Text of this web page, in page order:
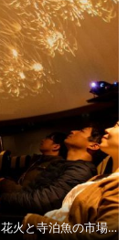
長岡まつり特別企画長岡を楽しむバスツアー「長岡花火と寺泊魚の市場通り散策」【コース1】